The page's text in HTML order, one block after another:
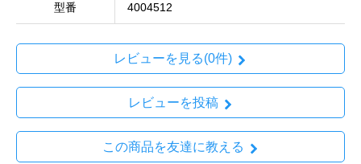
型番 4004512
レビューを見る(0件)
レビューを投稿
この商品を友達に教える